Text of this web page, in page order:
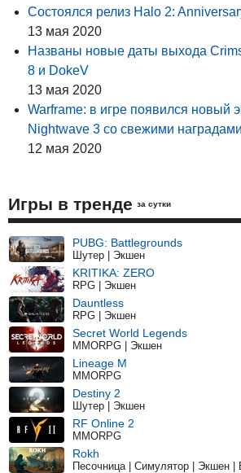
Состоялся релиз Halo 2:
13 мая 2020
Названы новые даты выхода
8 и DokeV
13 мая 2020
Warframe: в игре появился новый
Nightwave 3 со свежими
12 мая 2020
Игры в тренде за сутки
PUBG: Battlegrounds
Шутер | Экшен
KRITIKA: ZERO
RPG | Экшен
Dauntless
RPG | Экшен
Secret World Legends
MMORPG | Экшен
Lineage M
MMORPG
Destiny 2
Шутер | Экшен
RF Online 2
MMORPG
Rokh
Песочница | Симулятор | Экшен |